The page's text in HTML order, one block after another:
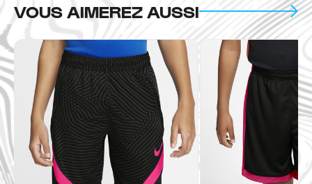
VOUS AIMEREZ AUSSI